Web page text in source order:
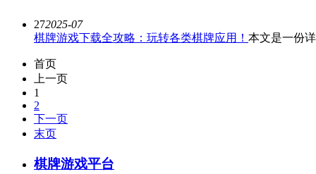
272025-07
棋牌游戏下载全攻略：玩转各类棋牌应用！ 本文是一份
首页
上一页
1
2
下一页
末页
棋牌游戏平台